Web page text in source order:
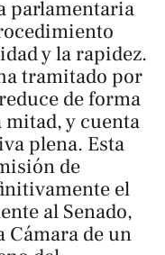
parlamentaria
y la rapidez.
tramitado por
de forma
mitad, y cuenta
plena. Esta
de
el
al Senado,
Cámara de un